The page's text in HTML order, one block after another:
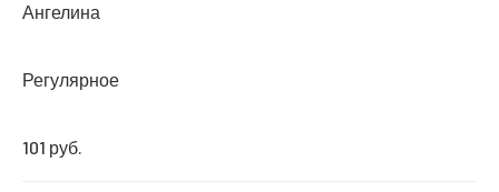
Ангелина
Регулярное
101 руб.